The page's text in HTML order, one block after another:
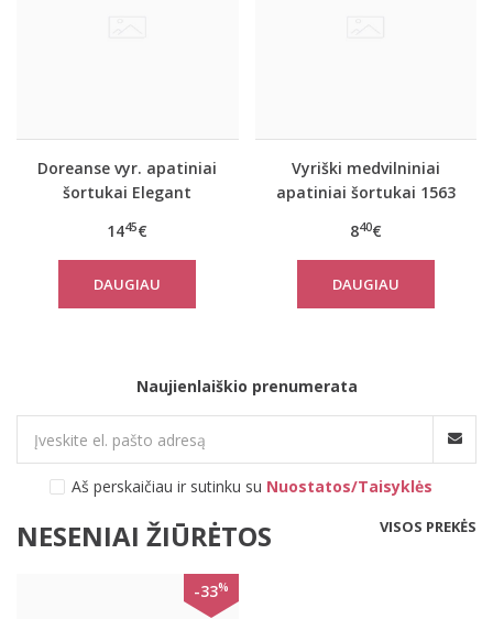
Doreanse vyr. apatiniai
šortukai Elegant
1445€
DAUGIAU
Vyriški medvilniniai
apatiniai šortukai 1563
840€
DAUGIAU
Naujienlaiškio prenumerata
Aš perskaičiau ir sutinku su Nuostatos/Taisyklės
NESENIAI ŽIŪRĖTOS VISOS PREKĖS
-33%